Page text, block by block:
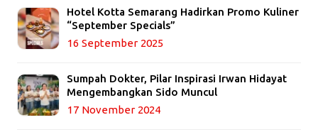
Hotel Kotta Semarang Hadirkan Promo Kuliner
“September Specials”
16 September 2025
Sumpah Dokter, Pilar Inspirasi Irwan Hidayat
Mengembangkan Sido Muncul
17 November 2024